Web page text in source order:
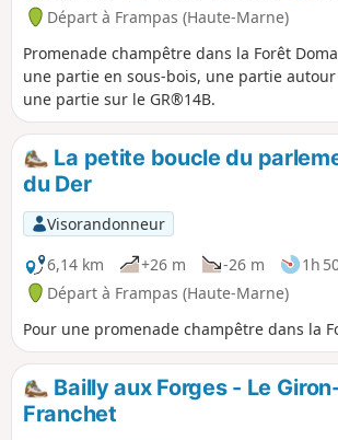
Départ à Frampas (Haute-Marne)
Promenade champêtre dans la Forêt
une partie en sous-bois, une partie
une partie sur le GR®14B.
La petite boucle du
du Der
Visorandonneur
6,14 km
+26 m -26 m 1h
Départ à Frampas (Haute-Marne)
Pour une promenade champêtre dans la
Bailly aux Forges - Le
Franchet